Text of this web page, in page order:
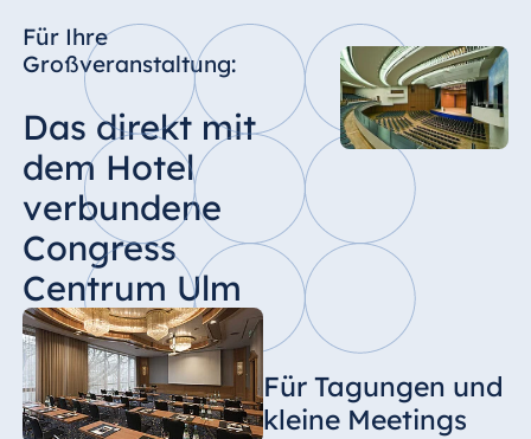
Für Ihre
Großveranstaltung:
Das direkt mit
dem Hotel
verbundene
Congress
Centrum Ulm
Für Tagungen und
kleine Meetings